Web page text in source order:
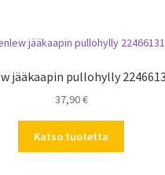
jääkaapin pullohylly
37,90€
Katso tuotetta